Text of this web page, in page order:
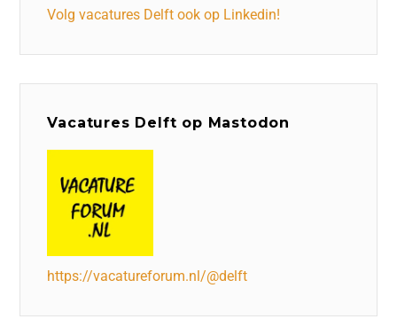
Volg vacatures Delft ook op Linkedin!
Vacatures Delft op Mastodon
https://vacatureforum.nl/@delft